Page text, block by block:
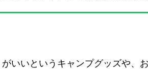
いいというキャンプグッズや、